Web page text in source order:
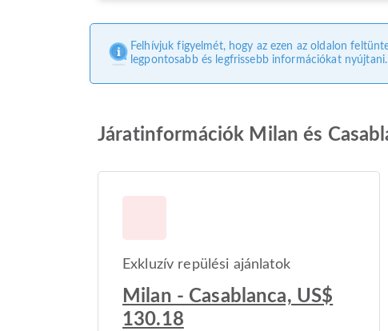
Felhívjuk figyelmét, hogy az ezen az oldalon
legpontosabb és legfrissebb információkat nyújtani.
Járatinformációk Milan és
Exkluzív repülési ajánlatok
Milan - Casablanca, US$
130.18